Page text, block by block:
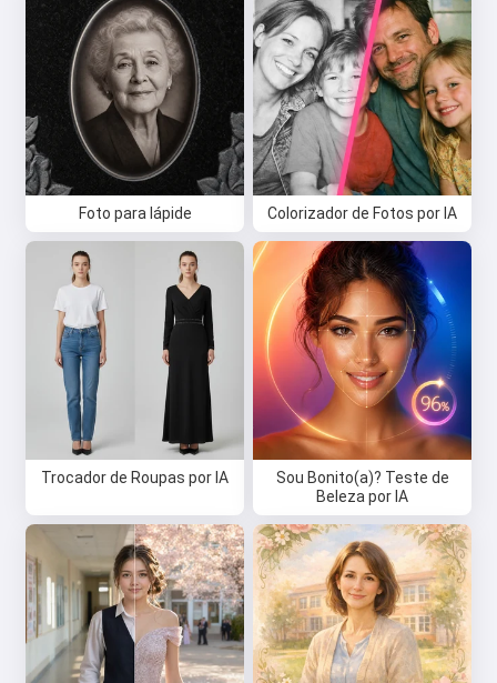
Foto para lápide Colorizador de Fotos por IA
Trocador de Roupas por IA
Sou Bonito(a)? Teste de
Beleza por IA